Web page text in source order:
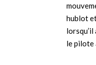
hublot
le pilote